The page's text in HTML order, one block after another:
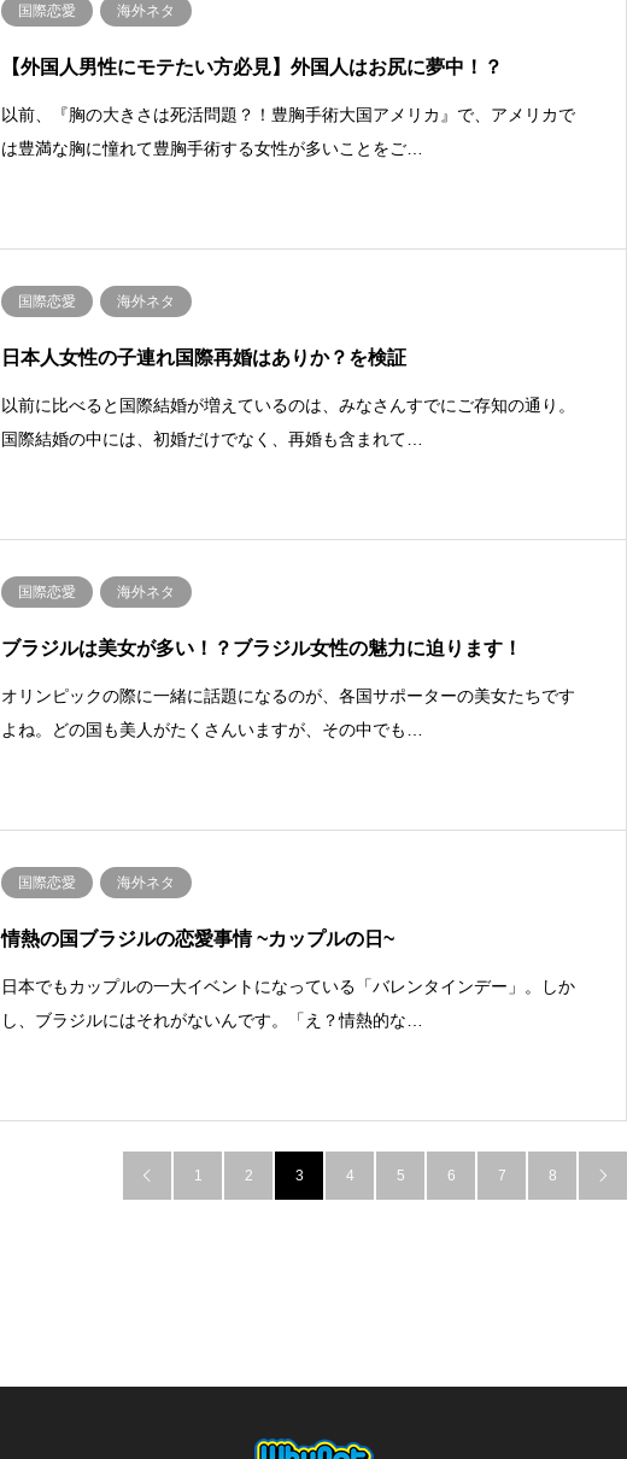
国際恋愛 海外ネタ
【外国人男性にモテたい方必見】外国人はお尻に夢中！？
以前、『胸の大きさは死活問題？！豊胸手術大国アメリカ』で、アメリカで
は豊満な胸に憧れて豊胸手術する女性が多いことをご…
国際恋愛 海外ネタ
日本人女性の子連れ国際再婚はありか？を検証
以前に比べると国際結婚が増えているのは、みなさんすでにご存知の通り。
国際結婚の中には、初婚だけでなく、再婚も含まれて…
国際恋愛 海外ネタ
ブラジルは美女が多い！？ブラジル女性の魅力に迫ります！
オリンピックの際に一緒に話題になるのが、各国サポーターの美女たちです
よね。どの国も美人がたくさんいますが、その中でも…
国際恋愛 海外ネタ
情熱の国ブラジルの恋愛事情 ~カップルの日~
日本でもカップルの一大イベントになっている「バレンタインデー」。しか
し、ブラジルにはそれがないんです。「え？情熱的な…
 1 2 3 4 5 6 7 8 